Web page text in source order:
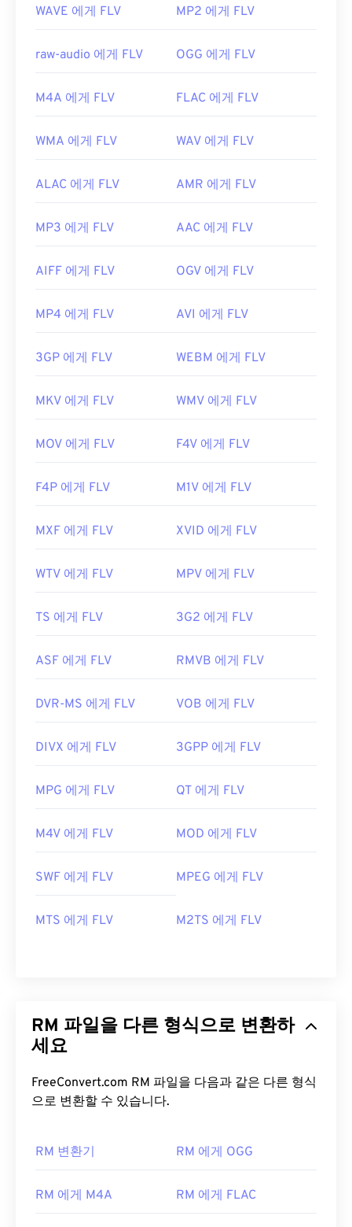
00 00 00
00 00 00
https://en.wikipedia.org/wiki/플래시_비디오
WAVE 에게 FLV MP2 에게 FLV
raw-audio 에게 FLV OGG 에게 FLV
M4A 에게 FLV FLAC 에게 FLV
WMA 에게 FLV WAV 에게 FLV
ALAC 에게 FLV AMR 에게 FLV
MP3 에게 FLV AAC 에게 FLV
AIFF 에게 FLV OGV 에게 FLV
MP4 에게 FLV AVI 에게 FLV
3GP 에게 FLV WEBM 에게 FLV
MKV 에게 FLV WMV 에게 FLV
MOV 에게 FLV F4V 에게 FLV
F4P 에게 FLV M1V 에게 FLV
MXF 에게 FLV XVID 에게 FLV
WTV 에게 FLV MPV 에게 FLV
TS 에게 FLV 3G2 에게 FLV
ASF 에게 FLV RMVB 에게 FLV
DVR-MS 에게 FLV VOB 에게 FLV
DIVX 에게 FLV 3GPP 에게 FLV
MPG 에게 FLV QT 에게 FLV
M4V 에게 FLV MOD 에게 FLV
SWF 에게 FLV MPEG 에게 FLV
MTS 에게 FLV M2TS 에게 FLV
RM 파일을 다른 형식으로 변환하
세요
FreeConvert.com RM 파일을 다음과 같은 다른 형식
으로 변환할 수 있습니다.
RM 변환기 RM 에게 OGG
RM 에게 M4A RM 에게 FLAC